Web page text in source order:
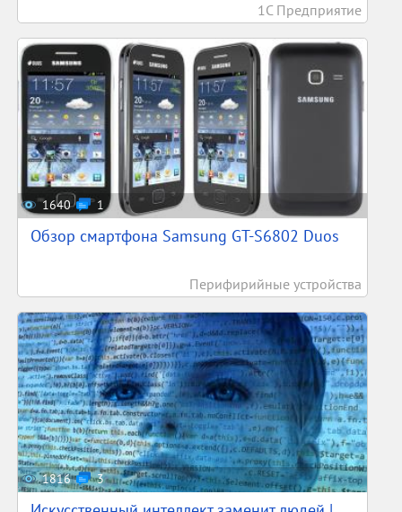
1С Предприятие
1640 1
Обзор смартфона Samsung GT-S6802 Duos
Перифирийные устройства
1816 3